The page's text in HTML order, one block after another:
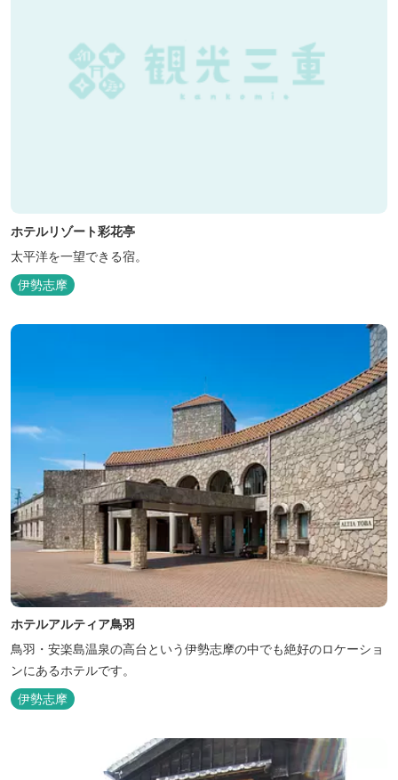
ホテルリゾート彩花亭
太平洋を一望できる宿。
伊勢志摩
ホテルアルティア鳥羽
鳥羽・安楽島温泉の高台という伊勢志摩の中でも絶好のロケーショ
ンにあるホテルです。
伊勢志摩